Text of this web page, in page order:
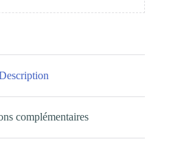
complémentaires